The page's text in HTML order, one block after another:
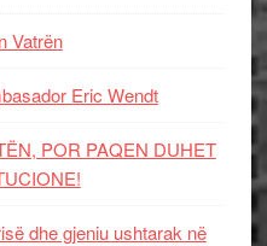
Vatrën
Eric Wendt
POR PAQEN DUHET
dhe gjeniu ushtarak në